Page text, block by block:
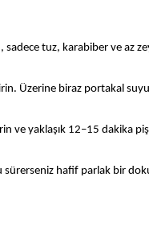
tuz, karabiber ve az
Üzerine biraz portakal
ve yaklaşık 12–15 dakika
hafif parlak bir